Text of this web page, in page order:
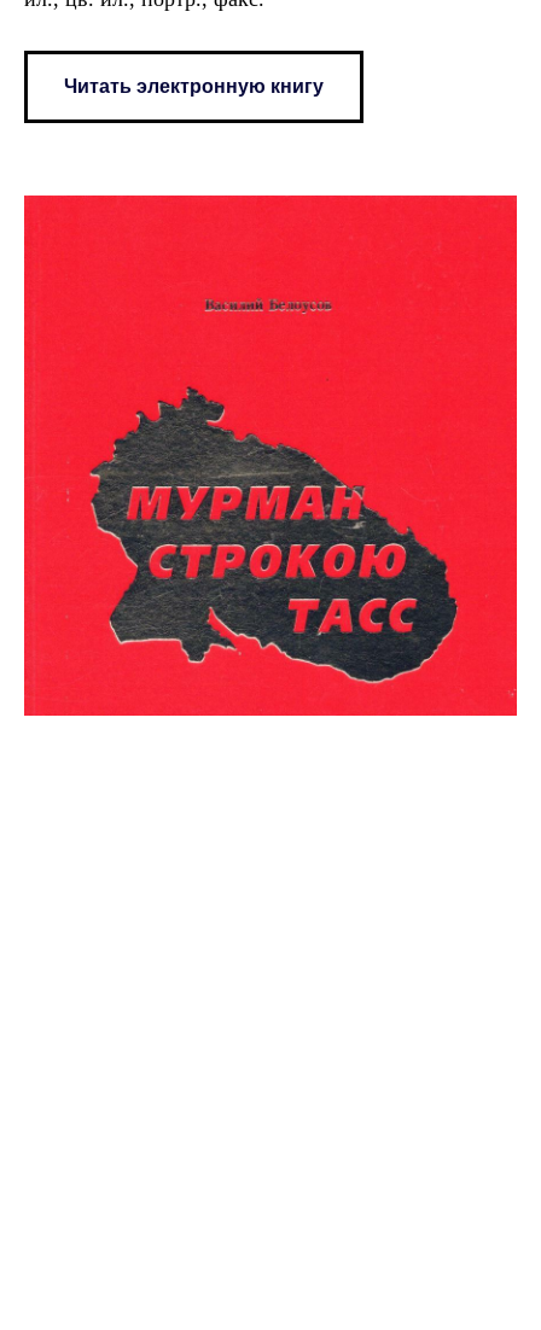
Читать электронную книгу